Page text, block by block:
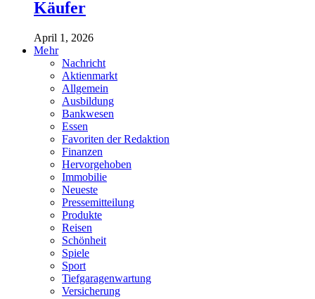
Käufer
April 1, 2026
Mehr
Nachricht
Aktienmarkt
Allgemein
Ausbildung
Bankwesen
Essen
Favoriten der Redaktion
Finanzen
Hervorgehoben
Immobilie
Neueste
Pressemitteilung
Produkte
Reisen
Schönheit
Spiele
Sport
Tiefgaragenwartung
Versicherung